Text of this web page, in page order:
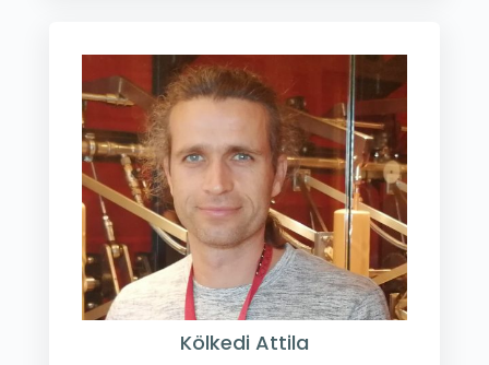
Kölkedi Attila